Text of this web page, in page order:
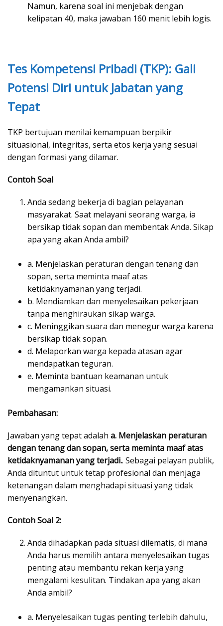
Namun, karena soal ini menjebak dengan
kelipatan 40, maka jawaban 160 menit lebih logis.
Tes Kompetensi Pribadi (TKP): Gali
Potensi Diri untuk Jabatan yang
Tepat
TKP bertujuan menilai kemampuan berpikir
situasional, integritas, serta etos kerja yang sesuai
dengan formasi yang dilamar.
Contoh Soal
Anda sedang bekerja di bagian pelayanan
masyarakat. Saat melayani seorang warga, ia
bersikap tidak sopan dan membentak Anda. Sikap
apa yang akan Anda ambil?
a. Menjelaskan peraturan dengan tenang dan
sopan, serta meminta maaf atas
ketidaknyamanan yang terjadi.
b. Mendiamkan dan menyelesaikan pekerjaan
tanpa menghiraukan sikap warga.
c. Meninggikan suara dan menegur warga karena
bersikap tidak sopan.
d. Melaporkan warga kepada atasan agar
mendapatkan teguran.
e. Meminta bantuan keamanan untuk
mengamankan situasi.
Pembahasan:
Jawaban yang tepat adalah a. Menjelaskan peraturan
dengan tenang dan sopan, serta meminta maaf atas
ketidaknyamanan yang terjadi.. Sebagai pelayan publik,
Anda dituntut untuk tetap profesional dan menjaga
ketenangan dalam menghadapi situasi yang tidak
menyenangkan.
Contoh Soal 2:
Anda dihadapkan pada situasi dilematis, di mana
Anda harus memilih antara menyelesaikan tugas
penting atau membantu rekan kerja yang
mengalami kesulitan. Tindakan apa yang akan
Anda ambil?
a. Menyelesaikan tugas penting terlebih dahulu,